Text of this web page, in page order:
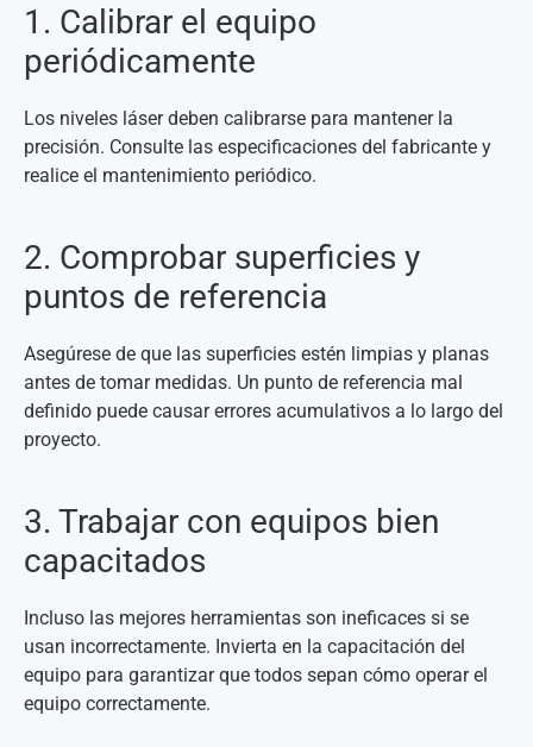
1. Calibrar el equipo
periódicamente
Los niveles láser deben calibrarse para mantener la
precisión. Consulte las especificaciones del fabricante y
realice el mantenimiento periódico.
2. Comprobar superficies y
puntos de referencia
Asegúrese de que las superficies estén limpias y planas
antes de tomar medidas. Un punto de referencia mal
definido puede causar errores acumulativos a lo largo del
proyecto.
3. Trabajar con equipos bien
capacitados
Incluso las mejores herramientas son ineficaces si se
usan incorrectamente. Invierta en la capacitación del
equipo para garantizar que todos sepan cómo operar el
equipo correctamente.